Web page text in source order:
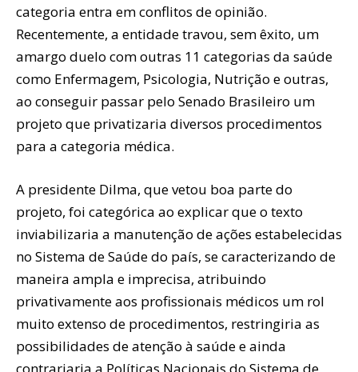
categoria entra em conflitos de opinião.
Recentemente, a entidade travou, sem êxito, um
amargo duelo com outras 11 categorias da saúde
como Enfermagem, Psicologia, Nutrição e outras,
ao conseguir passar pelo Senado Brasileiro um
projeto que privatizaria diversos procedimentos
para a categoria médica.
A presidente Dilma, que vetou boa parte do
projeto, foi categórica ao explicar que o texto
inviabilizaria a manutenção de ações estabelecidas
no Sistema de Saúde do país, se caracterizando de
maneira ampla e imprecisa, atribuindo
privativamente aos profissionais médicos um rol
muito extenso de procedimentos, restringiria as
possibilidades de atenção à saúde e ainda